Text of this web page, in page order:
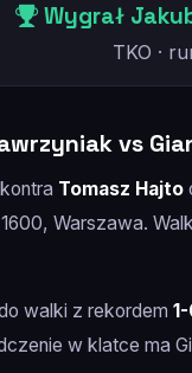
Wygrał
TKO ·
vs
kontra Tomasz Hajto
Warszawa.
walki z rekordem
w klatce ma